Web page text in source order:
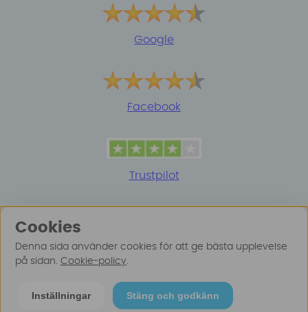
Google
Facebook
Trustpilot
mer här
Cookies
Denna sida använder cookies för att ge bästa upplevelse
på sidan. Cookie-policy.
Inställningar Stäng och godkänn